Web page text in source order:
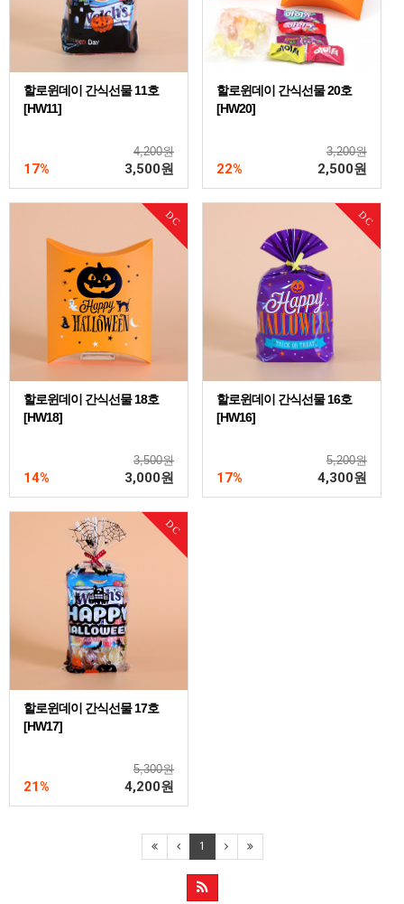
할로윈데이 간식선물 11호
[HW11]
4,200원
17% 3,500원
할로윈데이 간식선물 20호
[HW20]
3,200원
22% 2,500원
DC
할로윈데이 간식선물 18호
[HW18]
3,500원
14% 3,000원
DC
할로윈데이 간식선물 16호
[HW16]
5,200원
17% 4,300원
DC
할로윈데이 간식선물 17호
[HW17]
5,300원
21% 4,200원
1